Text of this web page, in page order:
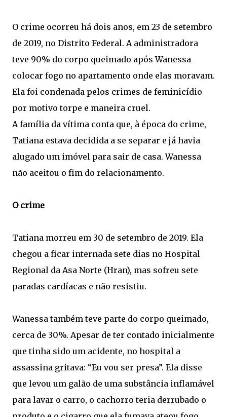
O crime ocorreu há dois anos, em 23 de setembro
de 2019, no Distrito Federal. A administradora
teve 90% do corpo queimado após Wanessa
colocar fogo no apartamento onde elas moravam.
Ela foi condenada pelos crimes de feminicídio
por motivo torpe e maneira cruel.
A família da vítima conta que, à época do crime,
Tatiana estava decidida a se separar e já havia
alugado um imóvel para sair de casa. Wanessa
não aceitou o fim do relacionamento.
O crime
Tatiana morreu em 30 de setembro de 2019. Ela
chegou a ficar internada sete dias no Hospital
Regional da Asa Norte (Hran), mas sofreu sete
paradas cardíacas e não resistiu.
Wanessa também teve parte do corpo queimado,
cerca de 30%. Apesar de ter contado inicialmente
que tinha sido um acidente, no hospital a
assassina gritava: “Eu vou ser presa”. Ela disse
que levou um galão de uma substância inflamável
para lavar o carro, o cachorro teria derrubado o